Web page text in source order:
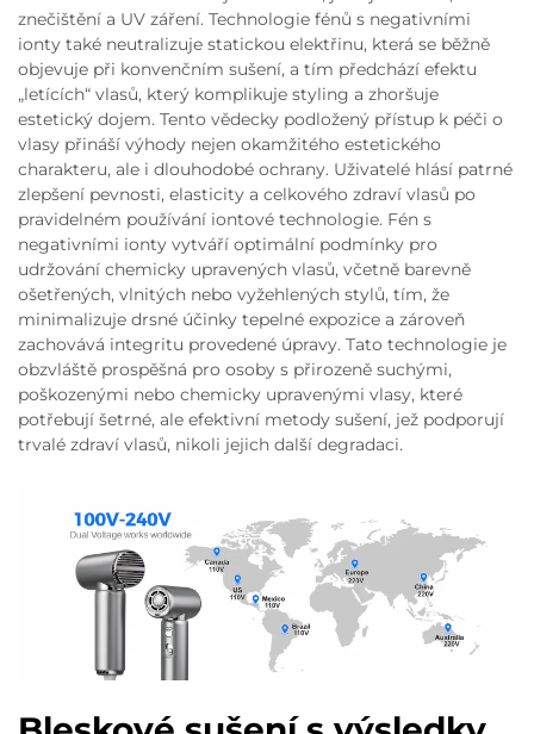
znečištění a UV záření. Technologie fénů s negativními
ionty také neutralizuje statickou elektřinu, která se běžně
objevuje při konvenčním sušení, a tím předchází efektu
„letících“ vlasů, který komplikuje styling a zhoršuje
estetický dojem. Tento vědecky podložený přístup k péči o
vlasy přináší výhody nejen okamžitého estetického
charakteru, ale i dlouhodobé ochrany. Uživatelé hlásí patrné
zlepšení pevnosti, elasticity a celkového zdraví vlasů po
pravidelném používání iontové technologie. Fén s
negativními ionty vytváří optimální podmínky pro
udržování chemicky upravených vlasů, včetně barevně
ošetřených, vlnitých nebo vyžehlených stylů, tím, že
minimalizuje drsné účinky tepelné expozice a zároveň
zachovává integritu provedené úpravy. Tato technologie je
obzvláště prospěšná pro osoby s přirozeně suchými,
poškozenými nebo chemicky upravenými vlasy, které
potřebují šetrné, ale efektivní metody sušení, jež podporují
trvalé zdraví vlasů, nikoli jejich další degradaci.